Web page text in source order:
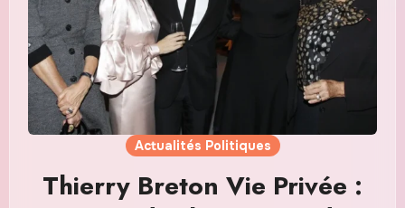
Actualités Politiques
Thierry Breton Vie Privée :